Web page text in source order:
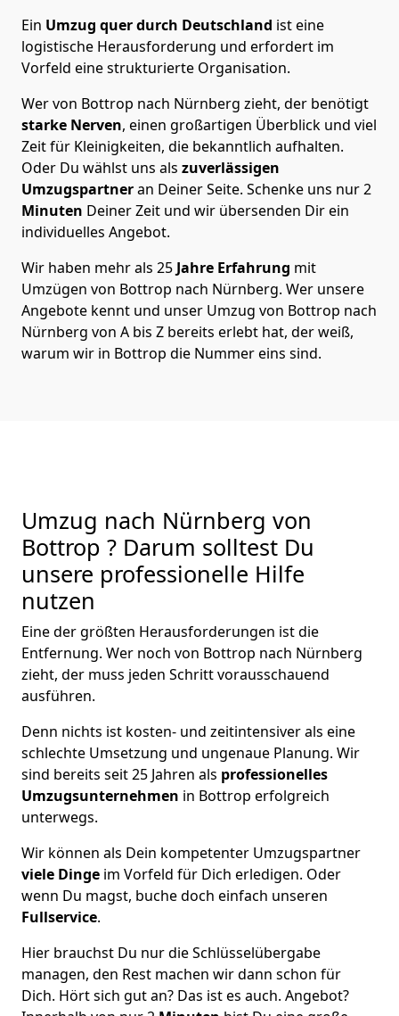
Ein Umzug quer durch Deutschland ist eine
logistische Herausforderung und erfordert im
Vorfeld eine strukturierte Organisation.
Wer von Bottrop nach Nürnberg zieht, der benötigt
starke Nerven, einen großartigen Überblick und viel
Zeit für Kleinigkeiten, die bekanntlich aufhalten.
Oder Du wählst uns als zuverlässigen
Umzugspartneran Deiner Seite. Schenke uns nur2
Minuten Deiner Zeit und wir übersenden Dir ein
individuelles Angebot.
Wir haben mehr als 25 Jahre Erfahrung mit
Umzügen von Bottrop nach Nürnberg. Wer unsere
Angebote kennt und unser Umzug von Bottrop nach
Nürnberg von A bis Z bereits erlebt hat, der weiß,
warum wir in Bottrop die Nummer eins sind.
Umzug nach Nürnberg von
Bottrop ? Darum solltest Du
unsere professionelle Hilfe
nutzen
Eine der größten Herausforderungen ist die
Entfernung. Wer noch von Bottrop nach Nürnberg
zieht, der muss jeden Schritt vorausschauend
ausführen.
Denn nichts ist kosten- und zeitintensiver als eine
schlechte Umsetzung und ungenaue Planung. Wir
sind bereits seit 25 Jahren als professionelles
Umzugsunternehmen in Bottrop erfolgreich
unterwegs.
Wir können als Dein kompetenter Umzugspartner
viele Dinge im Vorfeld für Dich erledigen. Oder
wenn Du magst, buche doch einfach unseren
Fullservice.
Hier brauchst Du nur die Schlüsselübergabe
managen, den Rest machen wir dann schon für
Dich. Hört sich gut an? Das ist es auch. Angebot?